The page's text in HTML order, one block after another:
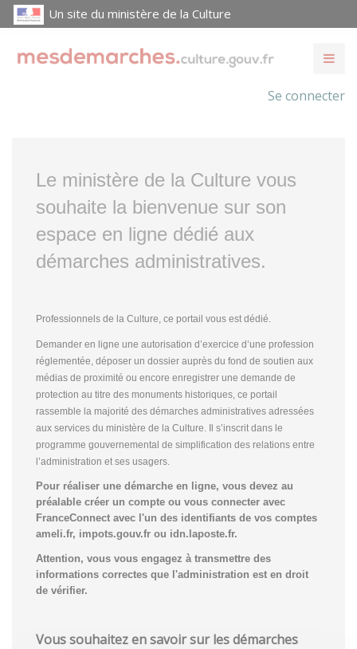
Un site du ministère de la Culture
Se connecter
Le ministère de la Culture vous
souhaite la bienvenue sur son
espace en ligne dédié aux
démarches administratives.
Professionnels de la Culture, ce portail vous est dédié.
Demander en ligne une autorisation d’exercice d’une profession
réglementée, déposer un dossier auprès du fond de soutien aux
médias de proximité ou encore enregistrer une demande de
protection au titre des monuments historiques, ce portail
rassemble la majorité des démarches administratives adressées
aux services du ministère de la Culture. Il s’inscrit dans le
programme gouvernemental de simplification des relations entre
l’administration et ses usagers.
Pour réaliser une démarche en ligne, vous devez au
préalable créer un compte ou vous connecter avec
FranceConnect avec l'un des identifiants de vos comptes
ameli.fr, impots.gouv.fr ou idn.laposte.fr.
Attention, vous vous engagez à transmettre des
informations correctes que l'administration est en droit
de vérifier.
Vous souhaitez en savoir sur les démarches